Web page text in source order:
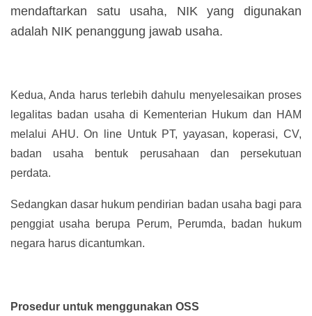
mendaftarkan satu usaha, NIK yang digunakan
adalah NIK penanggung jawab usaha.
Kedua, Anda harus terlebih dahulu menyelesaikan proses
legalitas badan usaha di Kementerian Hukum dan HAM
melalui AHU. On line Untuk PT, yayasan, koperasi, CV,
badan usaha bentuk perusahaan dan persekutuan
perdata.
Sedangkan dasar hukum pendirian badan usaha bagi para
penggiat usaha berupa Perum, Perumda, badan hukum
negara harus dicantumkan.
Prosedur untuk menggunakan OSS